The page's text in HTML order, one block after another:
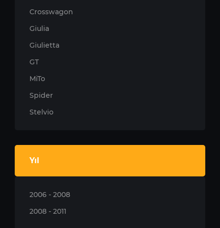
Crosswagon
Giulia
Giulietta
GT
MiTo
Spider
Stelvio
Yıl
2006 - 2008
2008 - 2011